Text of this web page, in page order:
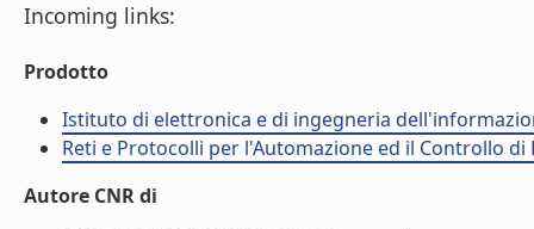
Incoming links:
Prodotto
Istituto di elettronica e di ingegneria
Reti e Protocolli per l'Automazione ed il Controllo di
Autore CNR di